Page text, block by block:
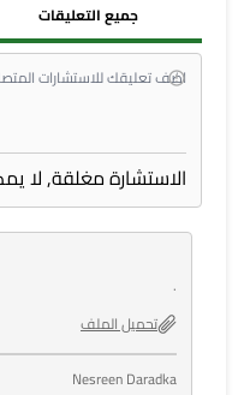
جميع التعليقات
الاستشارة مغلقة, لا
.
تحميل الملف
Nesreen Daradka